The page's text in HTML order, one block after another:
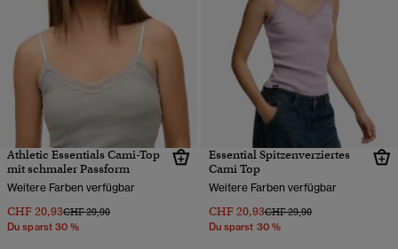
Athletic Essentials Cami-Top
mit schmaler Passform
Weitere Farben verfügbar
CHF 20,93Preis wurde reduziert von
CHF 29,90bis
Du sparst 30 %
Essential Spitzenverziertes
Cami Top
Weitere Farben verfügbar
CHF 20,93Preis wurde reduziert von
CHF 29,90bis
Du sparst 30 %